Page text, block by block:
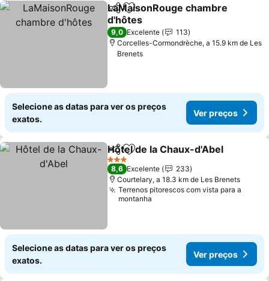
PartilharAdicionar aos favoritos
LaMaisonRouge chambre
d'hôtes
Ver preços
9,0 Excelente
113
Corcelles-Cormondrèche, a 15.9 km de Les
Brenets
Selecione as datas para ver os preços
exatos.
Ver preços
PartilharAdicionar aos favoritos
Hôtel de la Chaux-d'Abel
3 Estrelas
8,6 Excelente
233
Courtelary, a 18.3 km de Les Brenets
Terrenos pitorescos com vista para a
montanha
Selecione as datas para ver os preços
exatos.
Ver preços